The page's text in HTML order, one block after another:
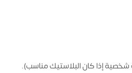
إذا كان البلاستيك مناسب).